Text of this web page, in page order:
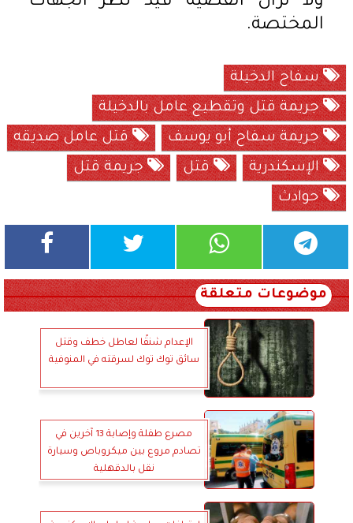
المختصة.
سفاح الدخيلة
جريمة قتل وتقطيع عامل بالدخيلة
جريمة سفاح أبو يوسف
قتل عامل صديقه
الإسكندرية
قتل
جريمة قتل
حوادث
موضوعات متعلقة
الإعدام شنقًا لعاطل خطف وقتل
سائق توك توك لسرقته في المنوفية
مصرع طفلة وإصابة 13 آخرين في
تصادم مروع بين ميكروباص وسيارة
نقل بالدقهلية